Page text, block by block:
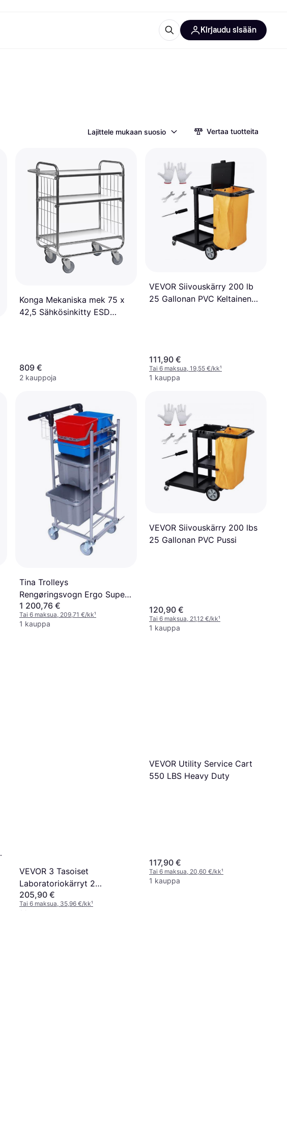
Kirjaudu sisään
Lajittele mukaan suosio Vertaa tuotteita
Konga Mekaniska mek 75 x
42,5 Sähkösinkitty ESD
809 €
2 kauppoja
VEVOR Siivouskärry 200 lb
25 Gallonan PVC Keltainen
111,90 €
Tai 6 maksua, 19,55 €/kk¹
1 kauppa
Tina Trolleys
Rengøringsvogn Ergo Super
Kompakt
1 200,76 €
Tai 6 maksua, 209,71 €/kk¹
1 kauppa
VEVOR Siivouskärry 200 lbs
25 Gallonan PVC Pussi
120,90 €
Tai 6 maksua, 21,12 €/kk¹
1 kauppa
VEVOR 3 Tasoiset
Laboratoriokärryt 2
Laatikkoa Valkoinen
205,90 €
Tai 6 maksua, 35,96 €/kk¹
1 kauppa
VEVOR Utility Service Cart
550 LBS Heavy Duty
117,90 €
Tai 6 maksua, 20,60 €/kk¹
1 kauppa